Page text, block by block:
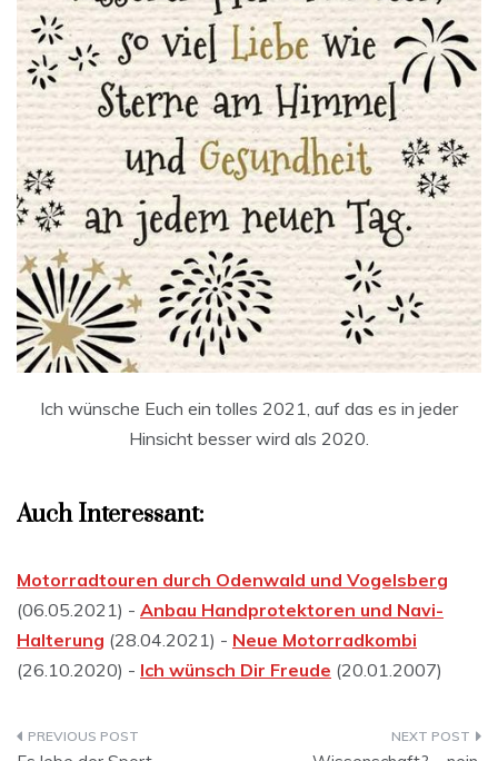
Ich wünsche Euch ein tolles 2021, auf das es in jeder
Hinsicht besser wird als 2020.
Auch Interessant:
Motorradtouren durch Odenwald und Vogelsberg
(06.05.2021) - Anbau Handprotektoren und Navi-
Halterung (28.04.2021) - Neue Motorradkombi
(26.10.2020) - Ich wünsch Dir Freude (20.01.2007)
Beitragsnavigation